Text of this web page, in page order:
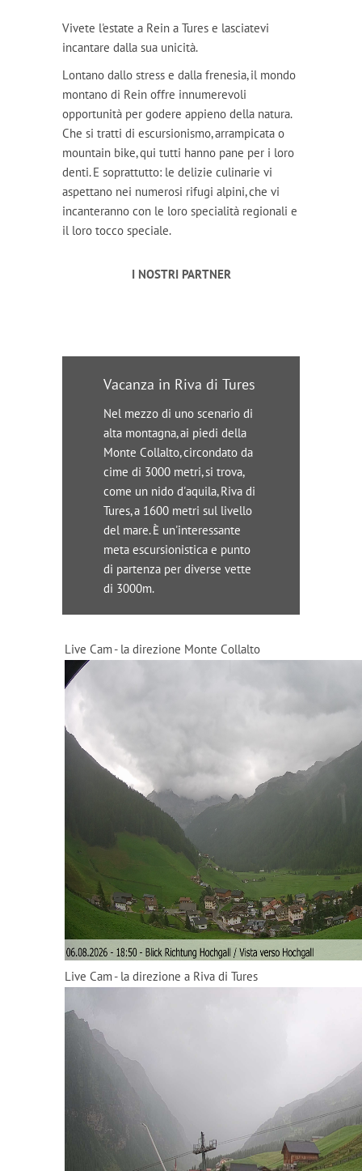
Vivete l'estate a Rein a Tures e lasciatevi
incantare dalla sua unicità.
Lontano dallo stress e dalla frenesia, il mondo
montano di Rein offre innumerevoli
opportunità per godere appieno della natura.
Che si tratti di escursionismo, arrampicata o
mountain bike, qui tutti hanno pane per i loro
denti. E soprattutto: le delizie culinarie vi
aspettano nei numerosi rifugi alpini, che vi
incanteranno con le loro specialità regionali e
il loro tocco speciale.
I NOSTRI PARTNER
Vacanza in Riva di Tures
Nel mezzo di uno scenario di
alta montagna, ai piedi della
Monte Collalto, circondato da
cime di 3000 metri, si trova,
come un nido d'aquila, Riva di
Tures, a 1600 metri sul livello
del mare. È un'interessante
meta escursionistica e punto
di partenza per diverse vette
di 3000m.
Live Cam - la direzione Monte Collalto
Live Cam - la direzione a Riva di Tures